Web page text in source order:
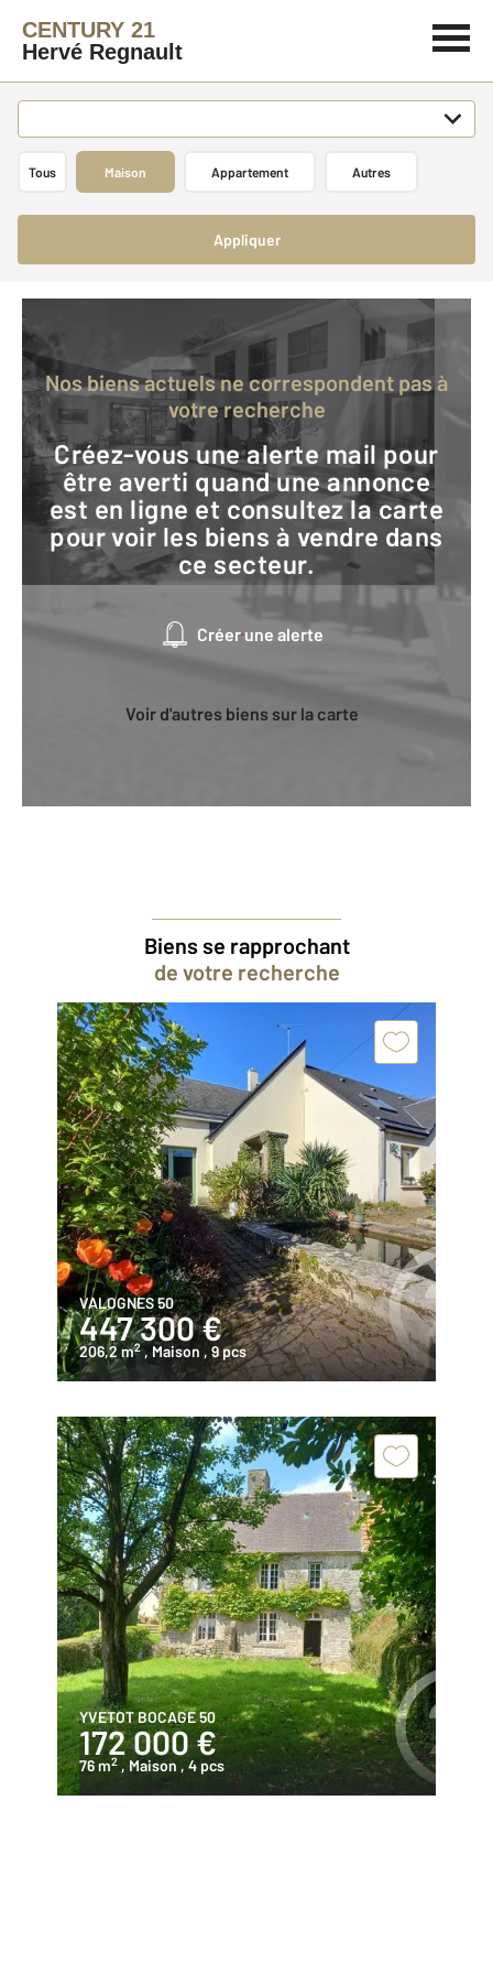
CENTURY 21
Hervé Regnault
Tous Maison Appartement Autres
Appliquer
Nos biens actuels ne correspondent pas à
votre recherche
Créez-vous une alerte mail pour
être averti quand une annonce
est en ligne et consultez la carte
pour voir les biens à vendre dans
ce secteur.
Créer une alerte
Voir d'autres biens sur la carte
Biens se rapprochant
de votre recherche
VALOGNES 50
447 300 €
206,2 m2 , Maison , 9 pcs
YVETOT BOCAGE 50
172 000 €
76 m2 , Maison , 4 pcs